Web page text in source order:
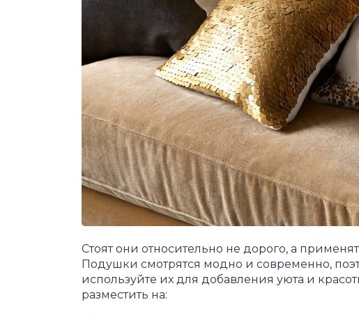
Стоят они относительно не дорого, а
Подушки смотрятся модно и современно,
используйте их для добавления уюта и
разместить на: